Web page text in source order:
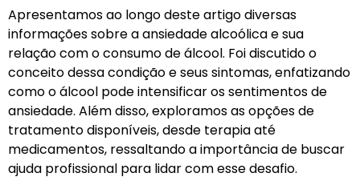
Apresentamos ao longo deste artigo diversas
informações sobre a ansiedade alcoólica e sua
relação com o consumo de álcool. Foi discutido o
conceito dessa condição e seus sintomas, enfatizando
como o álcool pode intensificar os sentimentos de
ansiedade. Além disso, exploramos as opções de
tratamento disponíveis, desde terapia até
medicamentos, ressaltando a importância de buscar
ajuda profissional para lidar com esse desafio.